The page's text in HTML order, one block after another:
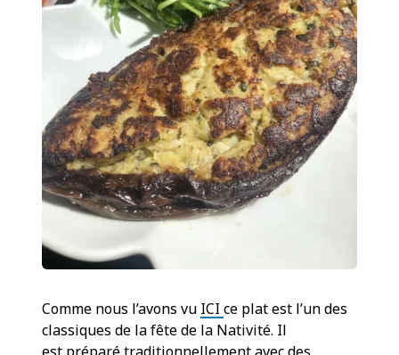
Comme nous l’avons vu ICIce plat est l’un des
classiques de la fête de la Nativité. Il